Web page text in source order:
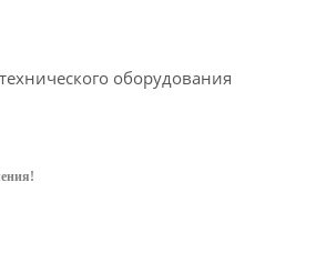
оборудования